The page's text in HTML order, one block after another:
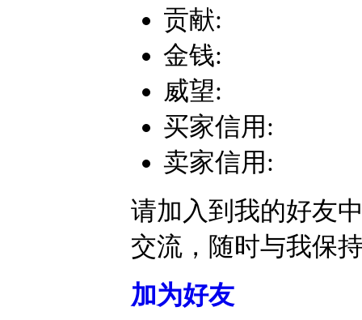
贡献:
金钱:
威望:
买家信用:
卖家信用:
请加入到我的好友
交流，随时与我保
加为好友